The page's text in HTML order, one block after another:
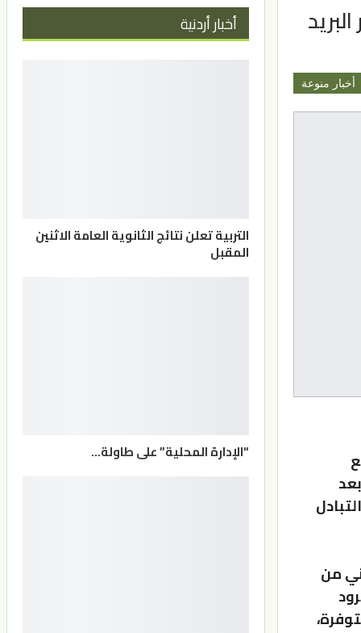
أخبار منوعة
من
أخبار أردنية
التربية تعلن نتائج الثانوية العامة الاثنين
المقبل
“الإدارة المحلية” على طاولة…